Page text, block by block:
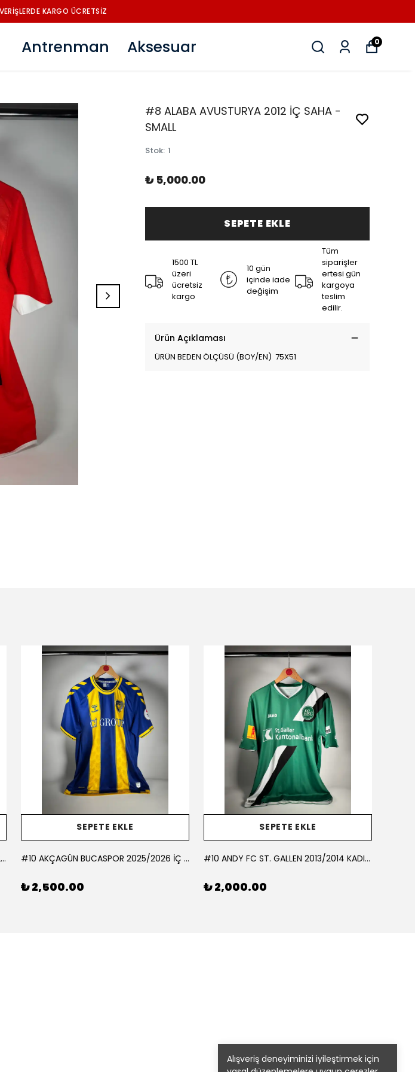
KARGO ÜCRETSİZ
Antrenman Aksesuar 0
Alışveriş deneyiminizi iyileştirmek için
#8 ALABA AVUSTURYA 2012 İÇ SAHA -
SMALL
Stok: 1
₺ 5,000.00
SEPETE EKLE
1500 TL
üzeri
ücretsiz
kargo
10 gün
içinde iade
değişim
Tüm
siparişler
ertesi gün
kargoya
teslim
edilir.
Ürün Açıklaması
ÜRÜN BEDEN ÖLÇÜSÜ (BOY/EN) 75X51
#1 KORCAN MKE ANKARAGÜCÜ 2019-2020 KALECİ - MEDIUM
SEPETE EKLE
#10 AKÇAGÜN BUCASPOR 2025/2026 İÇ SAHA - LARGE
₺ 2,500.00
SEPETE EKLE
#10 ANDY FC ST. GALLEN 2013/2014 KADIN FUTBOL TAKIMI İÇ SAHA - LARGE
₺ 2,000.00